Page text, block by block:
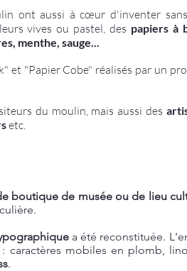
ont aussi à cœur d'inventer
vives ou pastel, des papiers à
menthe, sauge...
et "Papier Cobe" réalisés par un
du moulin, mais aussi des
etc.
boutique de musée ou de lieu
a été reconstituée.
caractères mobiles en plomb,
.